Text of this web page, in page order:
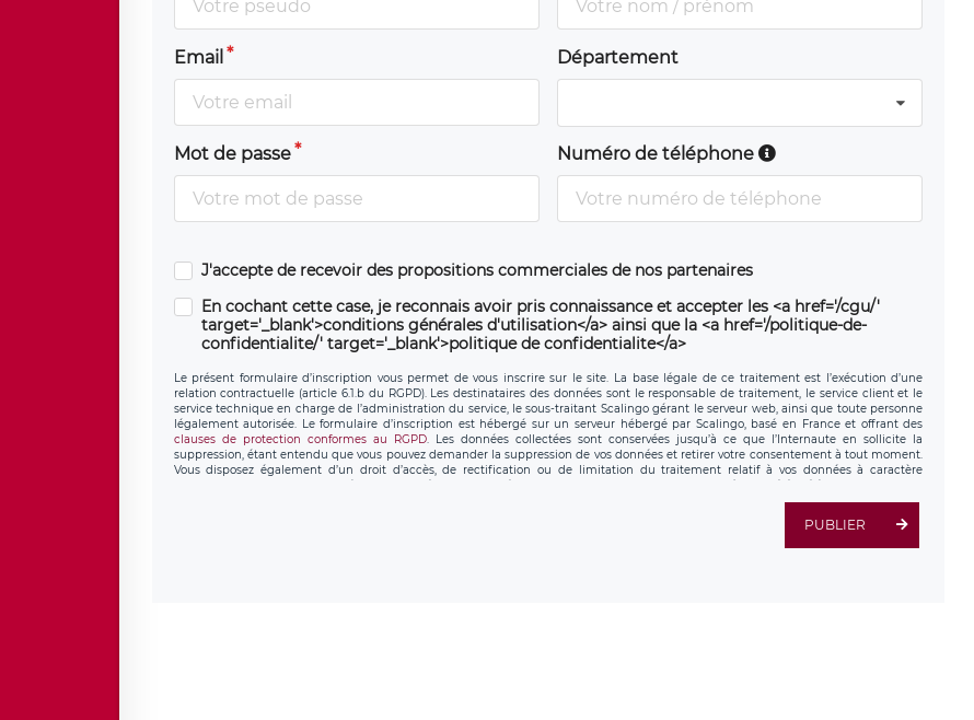
Email Département
Mot de passe Numéro de téléphone
J'accepte de recevoir des propositions commerciales de nos partenaires
En cochant cette case, je reconnais avoir pris connaissance et accepter les <a href='/cgu/'
target='_blank'>conditions générales d'utilisation</a> ainsi que la <a href='/politique-de-
confidentialite/' target='_blank'>politique de confidentialite</a>
Le présent formulaire d’inscription vous permet de vous inscrire sur le site. La base légale de ce traitement est l’exécution d’une
relation contractuelle (article 6.1.b du RGPD). Les destinataires des données sont le responsable de traitement, le service client et le
service technique en charge de l’administration du service, le sous-traitant Scalingo gérant le serveur web, ainsi que toute personne
légalement autorisée. Le formulaire d’inscription est hébergé sur un serveur hébergé par Scalingo, basé en France et offrant des
clauses de protection conformes au RGPD. Les données collectées sont conservées jusqu’à ce que l’Internaute en sollicite la
suppression, étant entendu que vous pouvez demander la suppression de vos données et retirer votre consentement à tout moment.
Vous disposez également d’un droit d’accès, de rectification ou de limitation du traitement relatif à vos données à caractère
personnel, ainsi que d’un droit à la portabilité de vos données. Vous pouvez exercer ces droits auprès du délégué à la protection des
données de LÉGAVOX qui exerce au siège social de LÉGAVOX et est joignable à l’adresse mail suivante :
donneespersonnelles@legavox.fr. Le responsable de traitement est la société LÉGAVOX, sis 9 rue Léopold Sédar Senghor, joignable à
l’adresse mail : responsabledetraitement@legavox.fr. Vous avez également le droit d’introduire une réclamation auprès d’une autorité
PUBLIER